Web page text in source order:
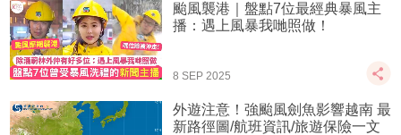
颱風襲港｜盤點7位最經典暴風主
播：遇上風暴我哋照做！
8 SEP 2025
外遊注意！強颱風劍魚影響越南 最
新路徑圖/航班資訊/旅遊保險一文